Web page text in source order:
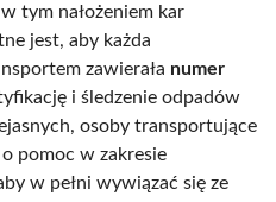
w tym nałożeniem kar
jest, aby każda
zawierała numer
i śledzenie odpadów
osoby transportujące
pomoc w zakresie
w pełni wywiązać się ze